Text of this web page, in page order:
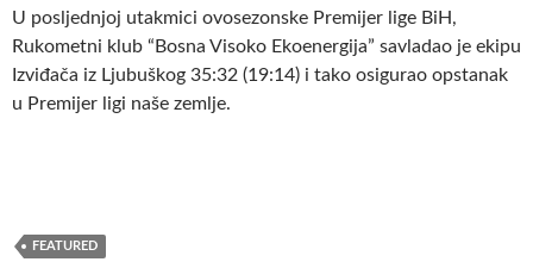
U posljednjoj utakmici ovosezonske Premijer lige BiH,
Rukometni klub “Bosna Visoko Ekoenergija” savladao je ekipu
Izviđača iz Ljubuškog 35:32 (19:14) i tako osigurao opstanak
u Premijer ligi naše zemlje.
FEATURED